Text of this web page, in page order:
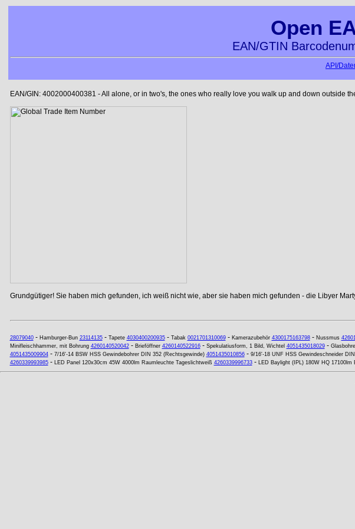
Open
EAN/GTIN
API/
EAN/GIN: 4002000400381 - All alone, or in two's, the ones who really love you walk up and down
Grundgütiger! Sie haben mich gefunden, ich weiß nicht wie, aber sie haben mich gefunden - die Libyer
28079040- Hamburger-Bun 23114135- Tapete 4030400200935- Tabak 0021701310069- Kamerazubehör 4300175163798- Nussmus
Minifleischhammer, mit Bohrung 4260140520042- Brieföffner 4260140522916- Spekulatiusform, 1 Bild, Wichtel 4051435018029-
4051435009904- 7/16'-14 BSW HSS Gewindebohrer DIN 352 (Rechtsgewinde) 4051435010856- 9/16'-18 UNF HSS Gewindeschneider
4260339993985- LED Panel 120x30cm 45W 4000lm Raumleuchte Tageslichtweiß 4260339996733- LED Baylight (IPL) 180W HQ 17100lm